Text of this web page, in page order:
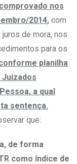
nos
2014, com
de mora, nos
para os
planilha
a qual
sentença.
que:
de forma
como índice de